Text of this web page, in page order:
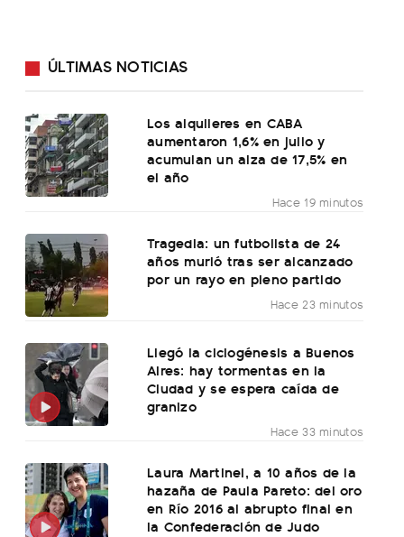
ÚLTIMAS NOTICIAS
Los alquileres en CABA
aumentaron 1,6% en julio y
acumulan un alza de 17,5% en
el año
Hace 19 minutos
Tragedia: un futbolista de 24
años murió tras ser alcanzado
por un rayo en pleno partido
Hace 23 minutos
Llegó la ciclogénesis a Buenos
Aires: hay tormentas en la
Ciudad y se espera caída de
granizo
Hace 33 minutos
Laura Martinel, a 10 años de la
hazaña de Paula Pareto: del oro
en Río 2016 al abrupto final en
la Confederación de Judo